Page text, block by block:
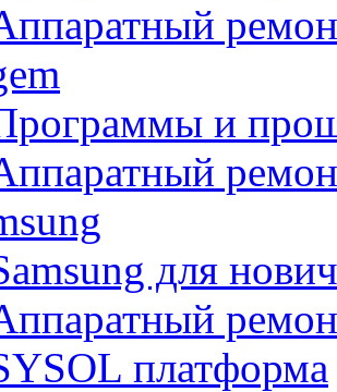
и
для
платформа